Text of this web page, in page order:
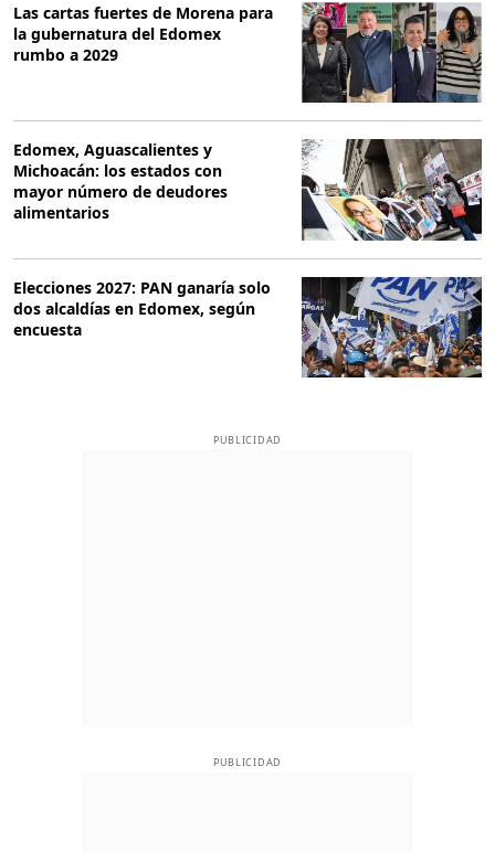
Las cartas fuertes de Morena para
la gubernatura del Edomex
rumbo a 2029
Edomex, Aguascalientes y
Michoacán: los estados con
mayor número de deudores
alimentarios
Elecciones 2027: PAN ganaría solo
dos alcaldías en Edomex, según
encuesta
PUBLICIDAD
PUBLICIDAD